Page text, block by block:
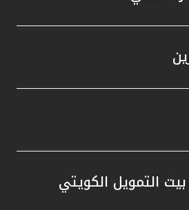
التمويل الكويتي